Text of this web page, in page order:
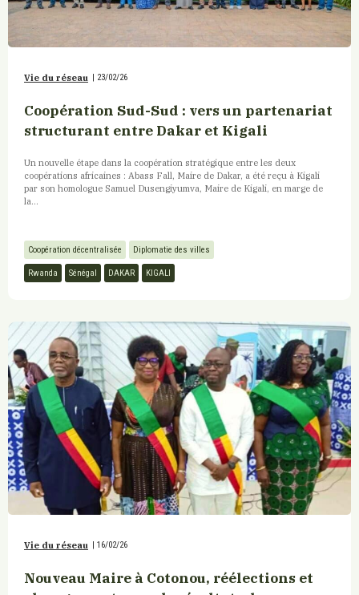
Vie du réseau 23/02/26
Coopération Sud-Sud : vers un partenariat
structurant entre Dakar et Kigali
Un nouvelle étape dans la coopération stratégique entre les deux
coopérations africaines : Abass Fall, Maire de Dakar, a été reçu à Kigali
par son homologue Samuel Dusengiyumva, Maire de Kigali, en marge de
la...
Coopération décentralisée Diplomatie des villes
Rwanda Sénégal DAKAR KIGALI
Vie du réseau | 16/02/26
Nouveau Maire à Cotonou, réélections et